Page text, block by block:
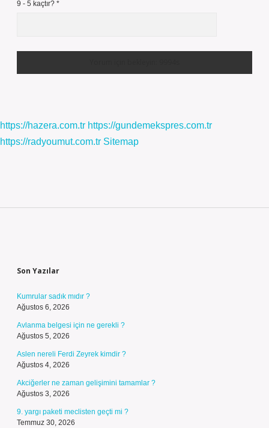
9 - 5 kaçtır? *
https://hazera.com.tr https://gundemekspres.com.tr
https://radyoumut.com.tr Sitemap
Son Yazılar
Kumrular sadık mıdır ?
Ağustos 6, 2026
Avlanma belgesi için ne gerekli ?
Ağustos 5, 2026
Aslen nereli Ferdi Zeyrek kimdir ?
Ağustos 4, 2026
Akciğerler ne zaman gelişimini tamamlar ?
Ağustos 3, 2026
9. yargı paketi meclisten geçti mi ?
Temmuz 30, 2026